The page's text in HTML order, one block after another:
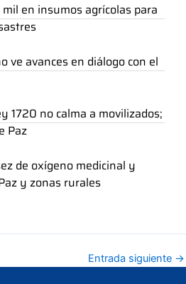
en insumos agrícolas para
ve avances en diálogo con el
1720 no calma a movilizados;
Paz
de oxígeno medicinal y
y zonas rurales
Entrada siguiente →